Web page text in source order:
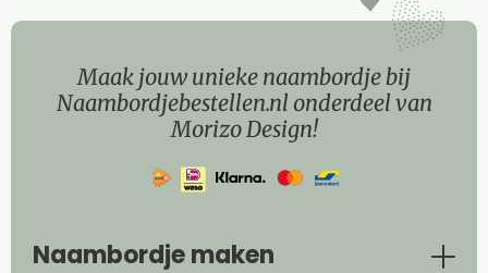
Maak jouw unieke naambordje bij
Naambordjebestellen.nl onderdeel van
Morizo Design!
Naambordje maken